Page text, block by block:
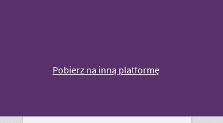
Pobierz na inną platformę